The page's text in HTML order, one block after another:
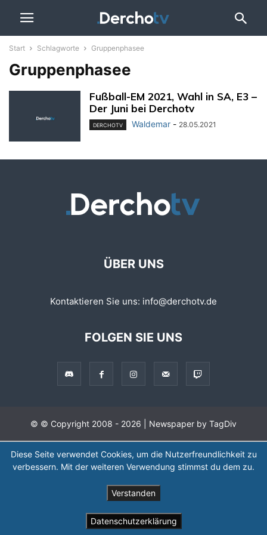
Start Schlagworte Gruppenphasee
Gruppenphasee
Fußball-EM 2021, Wahl in SA, E3 –
Der Juni bei Derchotv
DERCHOTV Waldemar - 28.05.2021
ÜBER UNS
Kontaktieren Sie uns: info@derchotv.de
FOLGEN SIE UNS
© © Copyright 2008 - 2026 | Newspaper by TagDiv
Diese Seite verwendet Cookies, um die Nutzerfreundlichkeit zu
verbessern. Mit der weiteren Verwendung stimmst du dem zu.
Verstanden
Datenschutzerklärung